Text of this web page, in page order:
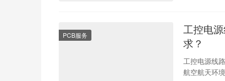
PCB服务
工控电
求？
工控电源线
航空航天环